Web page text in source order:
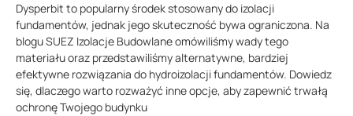
Dysperbit to popularny środek stosowany do izolacji
fundamentów, jednak jego skuteczność bywa ograniczona. Na
blogu SUEZ Izolacje Budowlane omówiliśmy wady tego
materiału oraz przedstawiliśmy alternatywne, bardziej
efektywne rozwiązania do hydroizolacji fundamentów. Dowiedz
się, dlaczego warto rozważyć inne opcje, aby zapewnić trwałą
ochronę Twojego budynku